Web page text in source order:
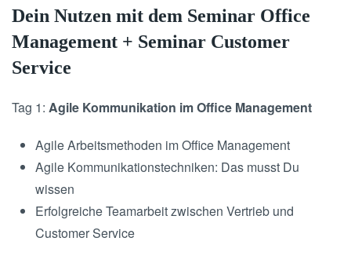
Dein Nutzen mit dem Seminar Office
Management + Seminar Customer
Service
Tag 1: Agile Kommunikation im Office Management
Agile Arbeitsmethoden im Office Management
Agile Kommunikationstechniken: Das musst Du
wissen
Erfolgreiche Teamarbeit zwischen Vertrieb und
Customer Service